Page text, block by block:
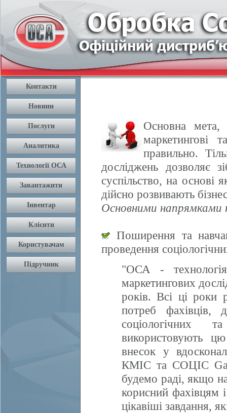
Основна мета,
маркетингові
правильно.
досліджень дозволяє
суспільство, на основі
дійсно розвивають
Основними напрямками
Поширення та
проведення
"ОСА -
маркетингових
років. Всі ці роки
потреб фахівців,
соціологічних
використовують
внесок у
КМІС та СОЦІС
будемо раді, якщо
корисний фахівцям
цікавіші завдання,